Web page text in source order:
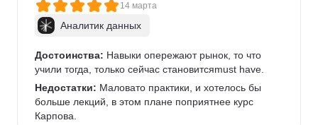
14 марта
Аналитик данных
Достоинства: Навыки опережают рынок, то что
учили тогда, только сейчас становитсяmust have.
Недостатки: Маловато практики, и хотелось бы
больше лекций, в этом плане поприятнее курс
Карпова.